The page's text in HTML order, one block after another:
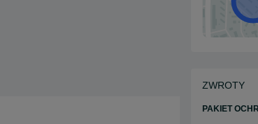
ZWROTY
PAKIET